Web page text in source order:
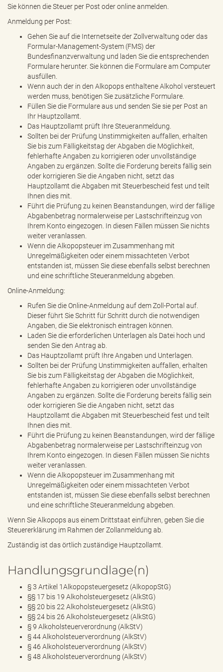
Sie können die Steuer per Post oder online anmelden.
Anmeldung per Post:
Gehen Sie auf die Internetseite der Zollverwaltung oder das
Formular-Management-System (FMS) der
Bundesfinanzverwaltung und laden Sie die entsprechenden
Formulare herunter. Sie können die Formulare am Computer
ausfüllen.
Wenn auch der in den Alkopops enthaltene Alkohol versteuert
werden muss, benötigen Sie zusätzliche Formulare.
Füllen Sie die Formulare aus und senden Sie sie per Post an
Ihr Hauptzollamt.
Das Hauptzollamt prüft Ihre Steueranmeldung.
Sollten bei der Prüfung Unstimmigkeiten auffallen, erhalten
Sie bis zum Fälligkeitstag der Abgaben die Möglichkeit,
fehlerhafte Angaben zu korrigieren oder unvollständige
Angaben zu ergänzen. Sollte die Forderung bereits fällig sein
oder korrigieren Sie die Angaben nicht, setzt das
Hauptzollamt die Abgaben mit Steuerbescheid fest und teilt
Ihnen dies mit.
Führt die Prüfung zu keinen Beanstandungen, wird der fällige
Abgabenbetrag normalerweise per Lastschrifteinzug von
Ihrem Konto eingezogen. In diesen Fällen müssen Sie nichts
weiter veranlassen.
Wenn die Alkopopsteuer im Zusammenhang mit
Unregelmäßigkeiten oder einem missachteten Verbot
entstanden ist, müssen Sie diese ebenfalls selbst berechnen
und eine schriftliche Steueranmeldung abgeben.
Online-Anmeldung:
Rufen Sie die Online-Anmeldung auf dem Zoll-Portal auf.
Dieser führt Sie Schritt für Schritt durch die notwendigen
Angaben, die Sie elektronisch eintragen können.
Laden Sie die erforderlichen Unterlagen als Datei hoch und
senden Sie den Antrag ab.
Das Hauptzollamt prüft Ihre Angaben und Unterlagen.
Sollten bei der Prüfung Unstimmigkeiten auffallen, erhalten
Sie bis zum Fälligkeitstag der Abgaben die Möglichkeit,
fehlerhafte Angaben zu korrigieren oder unvollständige
Angaben zu ergänzen. Sollte die Forderung bereits fällig sein
oder korrigieren Sie die Angaben nicht, setzt das
Hauptzollamt die Abgaben mit Steuerbescheid fest und teilt
Ihnen dies mit.
Führt die Prüfung zu keinen Beanstandungen, wird der fällige
Abgabenbetrag normalerweise per Lastschrifteinzug von
Ihrem Konto eingezogen. In diesen Fällen müssen Sie nichts
weiter veranlassen.
Wenn die Alkopopsteuer im Zusammenhang mit
Unregelmäßigkeiten oder einem missachteten Verbot
entstanden ist, müssen Sie diese ebenfalls selbst berechnen
und eine schriftliche Steueranmeldung abgeben.
Wenn Sie Alkopops aus einem Drittstaat einführen, geben Sie die
Steuererklärung im Rahmen der Zollanmeldung ab.
Zuständig ist das örtlich zuständige Hauptzollamt.
Handlungsgrundlage(n)
§ 3 Artikel 1Alkopopsteuergesetz (AlkopopStG)
§§ 17 bis 19 Alkoholsteuergesetz (AlkStG)
§§ 20 bis 22 Alkoholsteuergesetz (AlkStG)
§§ 24 bis 26 Alkoholsteuergesetz (AlkStG)
§ 9 Alkoholsteuerverordnung (AlkStV)
§ 44 Alkoholsteuerverordnung (AlkStV)
§ 46 Alkoholsteuerverordnung (AlkStV)
§ 48 Alkoholsteuerverordnung (AlkStV)